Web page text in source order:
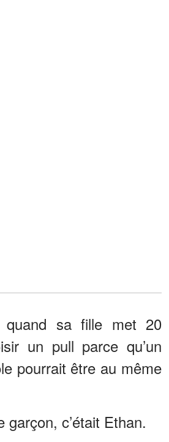
quand sa fille met 20
un pull parce qu’un
pourrait être au même
garçon, c’était Ethan.